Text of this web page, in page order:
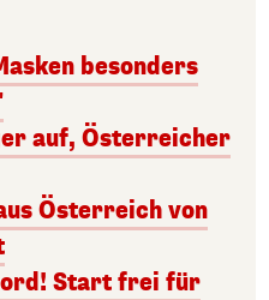
besonders
auf, Österreicher
Österreich von
Start frei für